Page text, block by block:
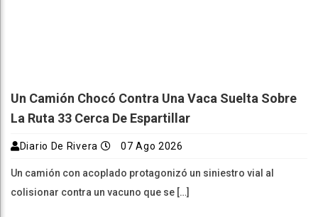
Un Camión Chocó Contra Una Vaca Suelta Sobre
La Ruta 33 Cerca De Espartillar
Diario De Rivera 07 Ago 2026
Un camión con acoplado protagonizó un siniestro vial al
colisionar contra un vacuno que se […]